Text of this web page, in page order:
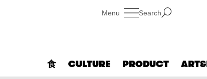
Search
食 CULTURE PRODUCT